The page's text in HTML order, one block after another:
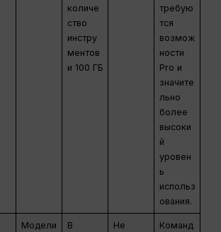
количе
ство
инстру
ментов
и 100 ГБ
требую
тся
возмож
ности
Pro и
значите
льно
более
высоки
й
уровен
ь
использ
ования.
Модели
В
Не
Команд